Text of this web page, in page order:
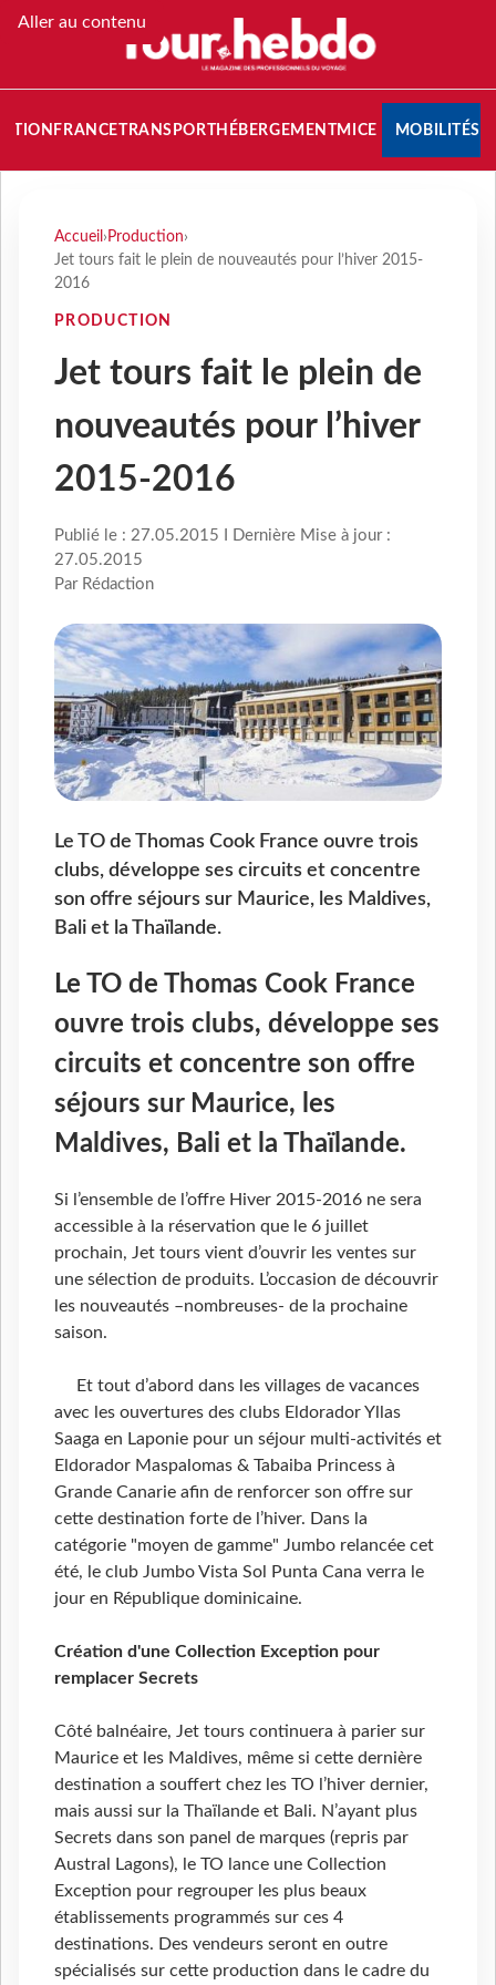
Aller au contenu
FRANCETRANSPORT HÉBERGEMENTMICE MOBILITÉS
Accueil › Production›
Jet tours fait le plein de nouveautés pour l’hiver 2015-
2016
PRODUCTION
Jet tours fait le plein de
nouveautés pour l’hiver
2015-2016
Publié le : 27.05.2015 I Dernière Mise à jour :
27.05.2015
Par Rédaction
Le TO de Thomas Cook France ouvre trois
clubs, développe ses circuits et concentre
son offre séjours sur Maurice, les Maldives,
Bali et la Thaïlande.
Le TO de Thomas Cook France
ouvre trois clubs, développe ses
circuits et concentre son offre
séjours sur Maurice, les
Maldives, Bali et la Thaïlande.
Si l’ensemble de l’offre Hiver 2015-2016 ne sera
accessible à la réservation que le 6 juillet
prochain, Jet tours vient d’ouvrir les ventes sur
une sélection de produits. L’occasion de découvrir
les nouveautés –nombreuses- de la prochaine
saison.
Et tout d’abord dans les villages de vacances
avec les ouvertures des clubs Eldorador Yllas
Saaga en Laponie pour un séjour multi-activités et
Eldorador Maspalomas & Tabaiba Princess à
Grande Canarie afin de renforcer son offre sur
cette destination forte de l’hiver. Dans la
catégorie "moyen de gamme" Jumbo relancée cet
été, le club Jumbo Vista Sol Punta Cana verra le
jour en République dominicaine.
Création d'une Collection Exception pour
remplacer Secrets
Côté balnéaire, Jet tours continuera à parier sur
Maurice et les Maldives, même si cette dernière
destination a souffert chez les TO l’hiver dernier,
mais aussi sur la Thaïlande et Bali. N’ayant plus
Secrets dans son panel de marques (repris par
Austral Lagons), le TO lance une Collection
Exception pour regrouper les plus beaux
établissements programmés sur ces 4
destinations. Des vendeurs seront en outre
spécialisés sur cette production dans le cadre du